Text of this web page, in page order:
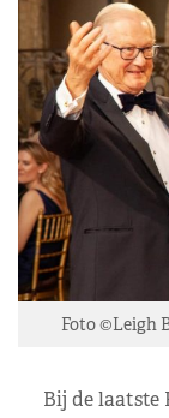
Foto ©Leigh
Bij de laatste